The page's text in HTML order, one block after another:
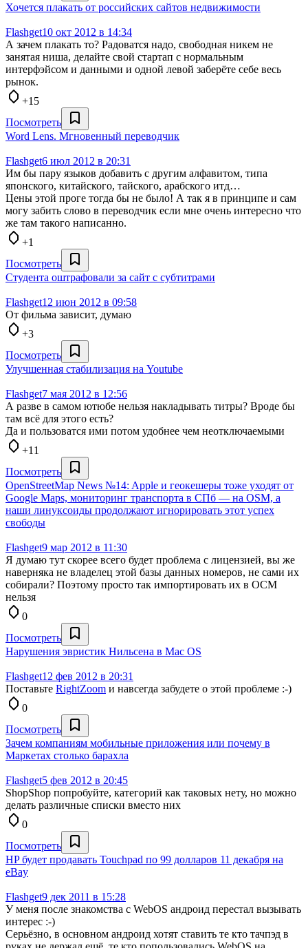
Хочется плакать от российских сайтов недвижимости
Flashget10 окт 2012 в 14:34
А зачем плакать то? Радоватся надо, свободная никем не
занятая ниша, делайте свой стартап с нормальным
интерфэйсом и данными и одной левой заберёте себе весь
рынок.
+15
Посмотреть
Word Lens. Мгновенный переводчик
Flashget6 июл 2012 в 20:31
Им бы пару языков добавить с другим алфавитом, типа
японского, китайского, тайского, арабского итд…
Цены этой проге тогда бы не было! А так я в принципе и сам
могу забить слово в переводчик если мне очень интересно что
же там такого написанно.
+1
Посмотреть
Студента оштрафовали за сайт с субтитрами
Flashget12 июн 2012 в 09:58
От фильма зависит, думаю
+3
Посмотреть
Улучшенная стабилизация на Youtube
Flashget7 мая 2012 в 12:56
А разве в самом ютюбе нельзя накладывать титры? Вроде бы
там всё для этого есть?
Да и пользоватся ими потом удобнее чем неотключаемыми
+11
Посмотреть
OpenStreetMap News №14: Apple и геокешеры тоже уходят от
Google Maps, мониторинг транспорта в СПб — на OSM, а
наши линуксоиды продолжают игнорировать этот успех
свободы
Flashget9 мар 2012 в 11:30
Я думаю тут скорее всего будет проблема с лицензией, вы же
наверняка не владелец этой базы данных номеров, не сами их
собирали? Поэтому просто так импортировать их в ОСМ
нельзя
0
Посмотреть
Нарушения эвристик Нильсена в Mac OS
Flashget12 фев 2012 в 20:31
Поставьте RightZoom и навсегда забудете о этой проблеме :-)
0
Посмотреть
Зачем компаниям мобильные приложения или почему в
Маркетах столько барахла
Flashget5 фев 2012 в 20:45
ShopShop попробуйте, категорий как таковых нету, но можно
делать различные списки вместо них
0
Посмотреть
HP будет продавать Touchpad по 99 долларов 11 декабря на
eBay
Flashget9 дек 2011 в 15:28
У меня после знакомства с WebOS андроид перестал вызывать
интерес :-)
Серьёзно, в основном андроид хотят ставить те кто тачпэд в